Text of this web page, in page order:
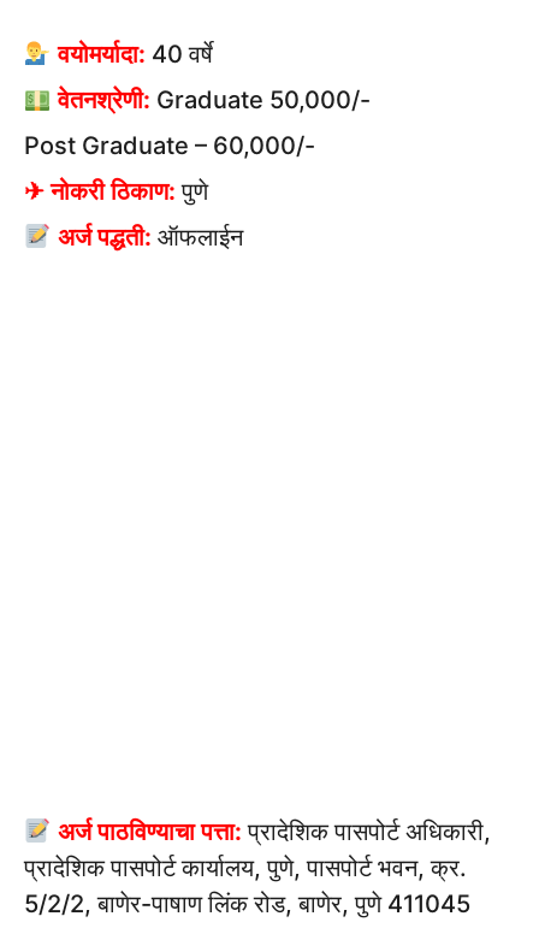
वयोमर्यादा: 40 वर्षे
वेतनश्रेणी: Graduate 50,000/-
Post Graduate – 60,000/-
✈ नोकरी ठिकाण: पुणे
अर्ज पद्धती: ऑफलाईन
अर्ज पाठविण्याचा पत्ता: प्रादेशिक पासपोर्ट अधिकारी,
प्रादेशिक पासपोर्ट कार्यालय, पुणे, पासपोर्ट भवन, क्र.
5/2/2, बाणेर-पाषाण लिंक रोड, बाणेर, पुणे 411045